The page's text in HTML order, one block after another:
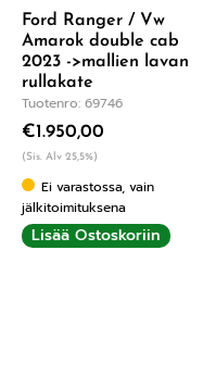
Ford Ranger / Vw
Amarok double cab
2023 ->mallien lavan
rullakate
Tuotenro: 69746
€1.950,00
(Sis. Alv 25,5%)
Ei varastossa, vain
jälkitoimituksena
Lisää Ostoskoriin